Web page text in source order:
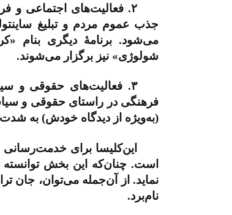
۲. فعالیت‌های اجتماعی و
جذب عموم مردم و تبلیغ
می‌شود. برنامۀ دیگری بنام
شولوژی» نیز برگزار می‌شوند.
۳. فعالیت‌های حقوقی و
فرهنگی در راستای حقوقی و
(به‌ویژه از دیدگاه خودش) به
این‌کلیسا برای
است. چنان‌که این بخش
نماید. از آن‌جمله می‌توان، جان‌
نام‌برد.